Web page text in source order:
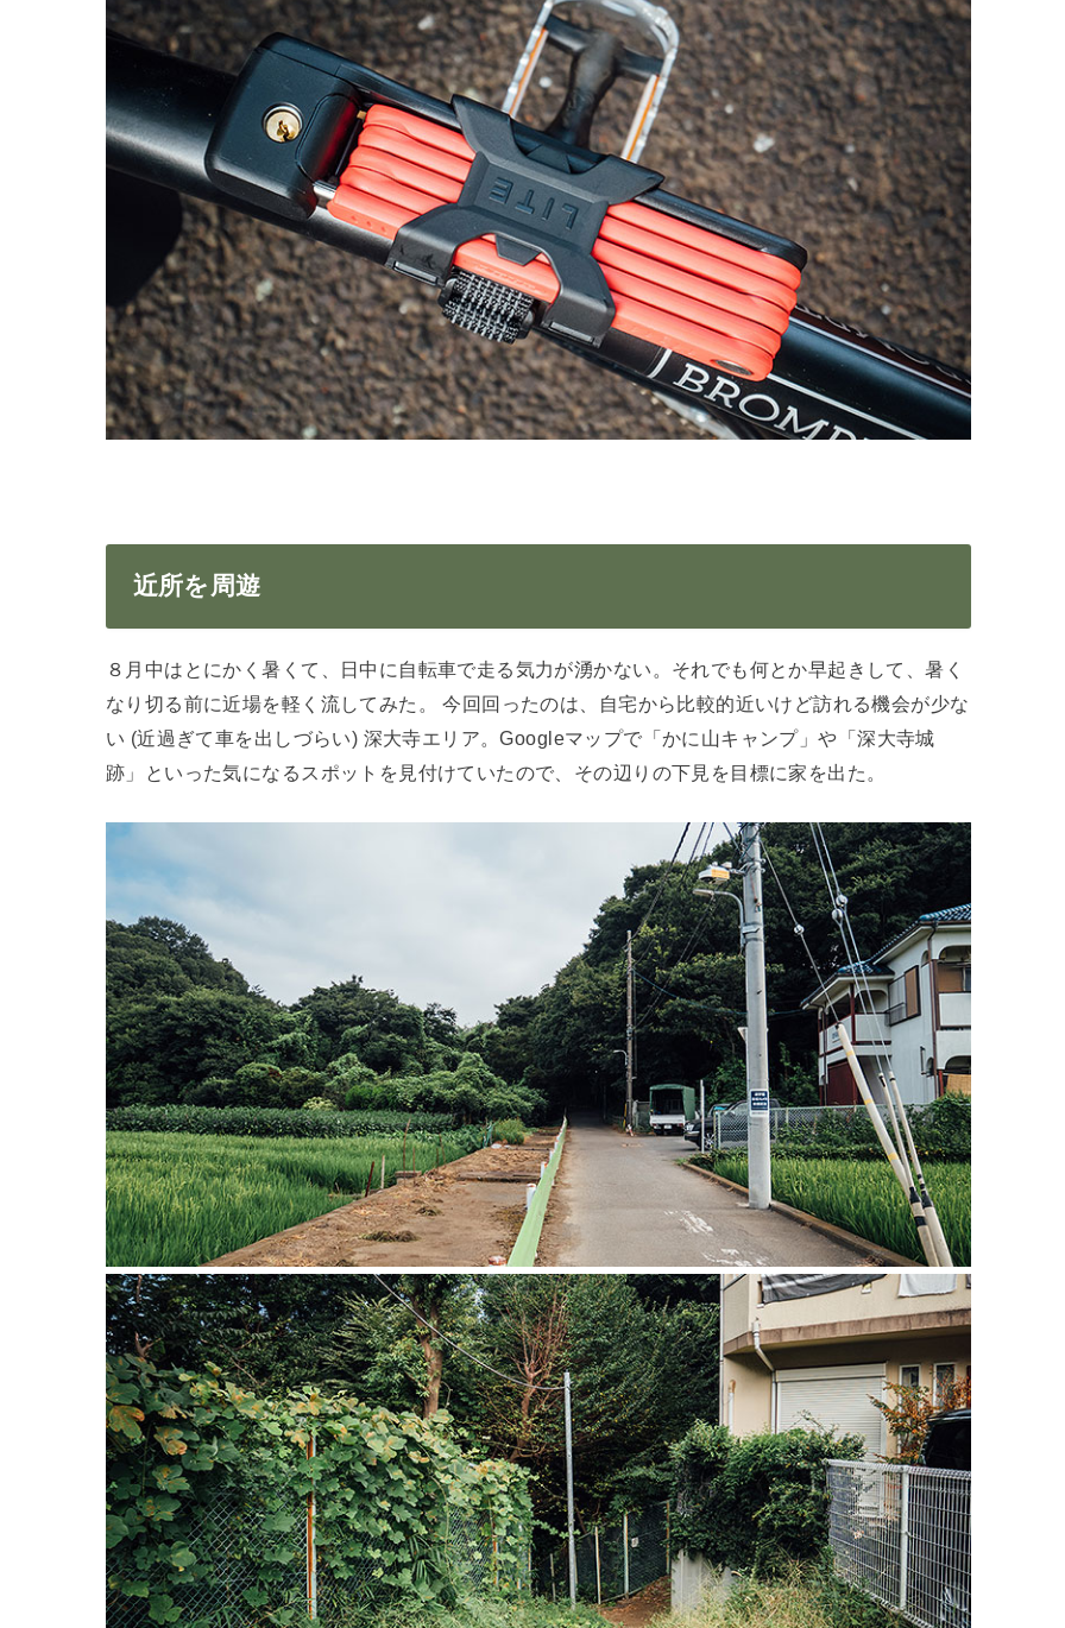
近所を周遊
８月中はとにかく暑くて、日中に自転車で走る気力が湧かない。それでも何とか早起きして、暑く
なり切る前に近場を軽く流してみた。 今回回ったのは、自宅から比較的近いけど訪れる機会が少な
い (近過ぎて車を出しづらい) 深大寺エリア。Googleマップで「かに山キャンプ」や「深大寺城
跡」といった気になるスポットを見付けていたので、その辺りの下見を目標に家を出た。